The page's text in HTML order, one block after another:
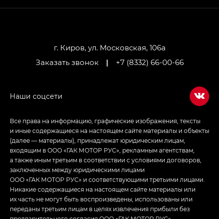
привод — GB AWD, Джи Эль Полный привод —
Джи Ти — GT, Джи Икс — GX,
LOUNGE
Джи Эс — GS, Джи Эль с элементы экстерьера
г. Киров, ул. Московская, 106а
Заказать звонок
| +7 (8332) 66-00-66
Все права на информацию, графические изображения, тексты
и иные содержащиеся на настоящем сайте материалы и объекты
(далее — материалы), принадлежат юридическим лицам,
входящим в ООО «ГАК МОТОР РУС», рекламным агентствам,
а также иным третьим в соответствии с условиями договоров,
заключенных между юридическими лицами
ООО «ГАК МОТОР РУС» и соответствующими третьими лицами.
Никакие содержащиеся на настоящем сайте материалы или
их часть не могут быть воспроизведены, использованы или
переданы третьим лицам в целях извлечения прибыли без